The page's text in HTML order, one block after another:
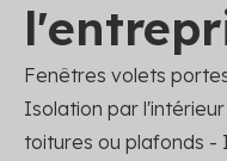
Fenêtres volets
Isolation par
toitures ou plafonds -